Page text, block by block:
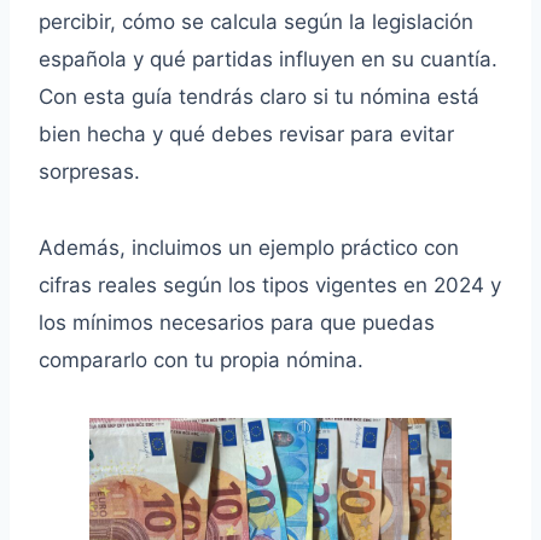
percibir, cómo se calcula según la legislación
española y qué partidas influyen en su cuantía.
Con esta guía tendrás claro si tu nómina está
bien hecha y qué debes revisar para evitar
sorpresas.
Además, incluimos un ejemplo práctico con
cifras reales según los tipos vigentes en 2024 y
los mínimos necesarios para que puedas
compararlo con tu propia nómina.